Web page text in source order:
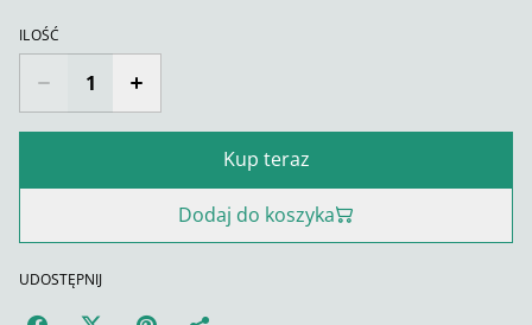
ILOŚĆ
Kup teraz
Dodaj do koszyka
UDOSTĘPNIJ